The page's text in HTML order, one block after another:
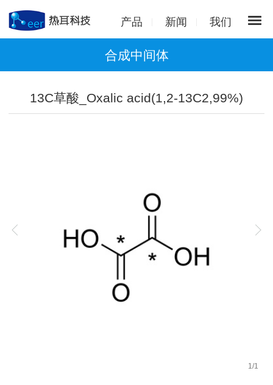
产品 新闻 我们
合成中间体
13C草酸_Oxalic acid(1,2-13C2,99%)
1 /1